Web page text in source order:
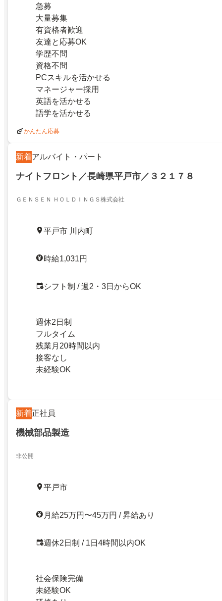
急募
大量募集
有資格者歓迎
友達と応募OK
学歴不問
資格不問
PCスキルを活かせる
マネージャー採用
英語を活かせる
語学を活かせる
かんたん応募
新着アルバイト・パート
ナイトフロント／長崎県平戸市／３２１７８
ＧＥＮＳＥＮ ＨＯＬＤＩＮＧＳ株式会社
平戸市 川内町
時給1,031円
シフト制 / 週2・3日からOK
週休2日制
フルタイム
残業月20時間以内
接客なし
未経験OK
新着正社員
機械部品製造
非公開
平戸市
月給25万円〜45万円 / 昇給あり
週休2日制 / 1日4時間以内OK
社会保険完備
未経験OK